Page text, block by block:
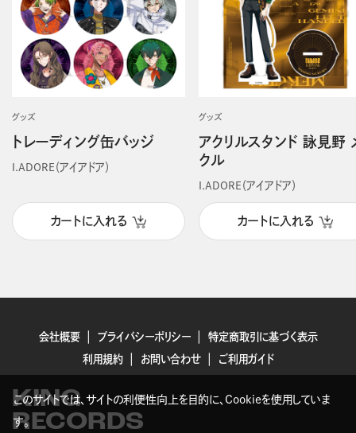
グッズ
トレーディング缶バッジ
I.ADORE（アイアドア）
カートに入れる
グッズ
アクリルスタンド 詠見野
クル
I.ADORE（アイアドア）
カートに入れる
会社概要 プライバシーポリシー
特定商取引に基づく表示
利用規約
お問い合わせ ご利用ガイド
KING
RECORDS
このサイトでは、サイトの利便性向上を目的に、Cookieを使用していま
す。